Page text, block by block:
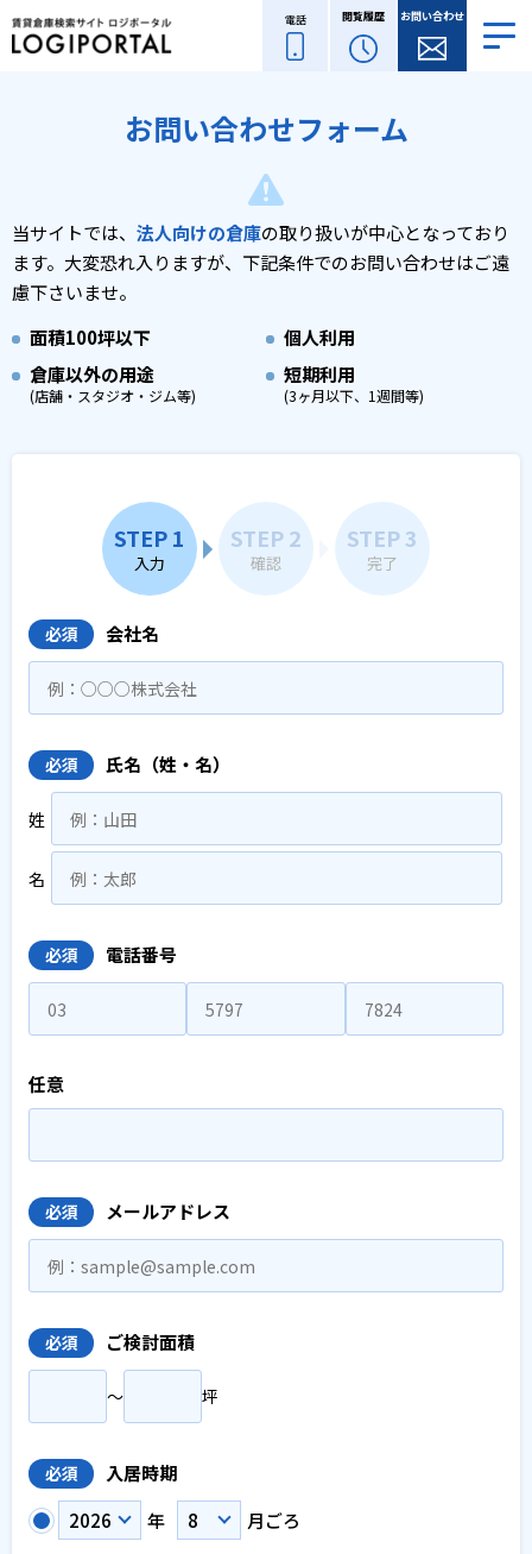
電話 閲覧履歴 お問い合わせ
お問い合わせフォーム
当サイトでは、 法人向けの倉庫の取り扱いが中心となっており
ます。 大変恐れ入りますが、下記条件でのお問い合わせはご遠
慮下さいませ。
面積100坪以下
個人利用
倉庫以外の用途
(店舗・スタジオ・ジム等)
短期利用
(3ヶ月以下、1週間等)
STEP 1
入力
STEP 2
確認
STEP 3
完了
必須 会社名
必須 氏名（姓・名）
姓
名
必須 電話番号
任意
必須 メールアドレス
必須 ご検討面積
〜 坪
必須
入居時期
年
月ごろ